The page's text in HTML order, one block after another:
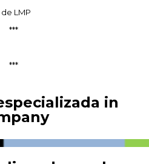
LMP
***
***
in